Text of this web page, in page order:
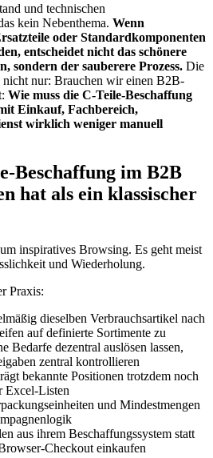
und technischen
kein Nebenthema. Wenn
oder Standardkomponenten
entscheidet nicht das schönere
sondern der sauberere Prozess. Die
nicht nur: Brauchen wir einen B2B-
Wie muss die C-Teile-Beschaffung
Einkauf, Fachbereich,
wirklich weniger manuell
Beschaffung im B2B
hat als ein klassischer
inspiratives Browsing. Es geht meist
und Wiederholung.
Praxis:
dieselben Verbrauchsartikel nach
auf definierte Sortimente zu
Bedarfe dezentral auslösen lassen,
zentral kontrollieren
bekannte Positionen trotzdem noch
Excel-Listen
und Mindestmengen
aus ihrem Beschaffungssystem statt
Checkout einkaufen